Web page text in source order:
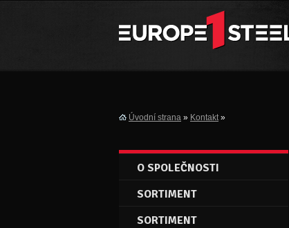
Úvodní strana » Kontakt»
O SPOLEČNOSTI
SORTIMENT
SORTIMENT